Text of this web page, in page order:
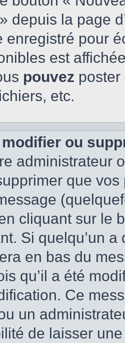
depuis la page
enregistré pour
est
pouvez
etc.
ou
administrateur
que
cliquant sur le
Si quelqu’un
en bas du
qu’il a été
Ce
un
de laisser